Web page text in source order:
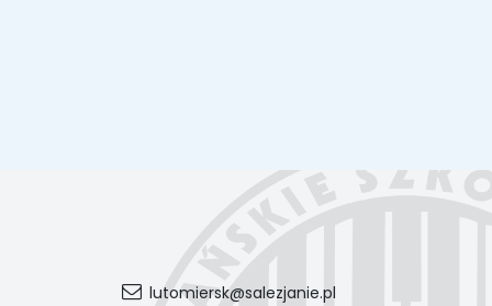
lutomiersk@salezjanie.pl